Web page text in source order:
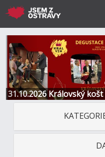
31.10.2026 Královský
Restaurace a Hotel
Předchozí